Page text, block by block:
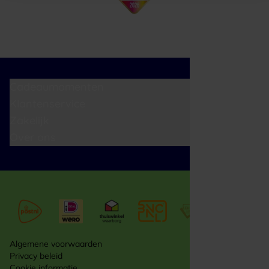
Algemene voorwaarden
Privacy beleid